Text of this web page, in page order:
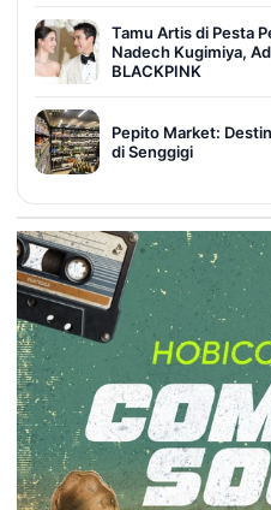
Tamu Artis di Pesta
Nadech Kugimiya,
BLACKPINK
Pepito Market:
di Senggigi